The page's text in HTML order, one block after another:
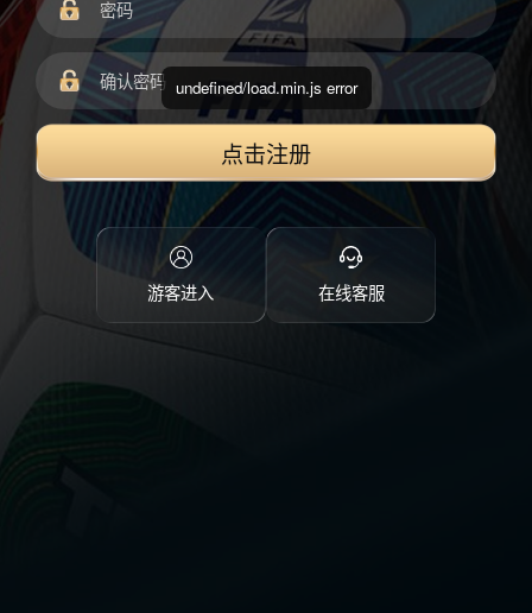
点击注册
游客进入 在线客服
undefined/load.min.js error